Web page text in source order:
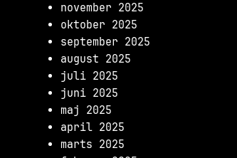
november 2025
oktober 2025
september 2025
august 2025
juli 2025
juni 2025
maj 2025
april 2025
marts 2025